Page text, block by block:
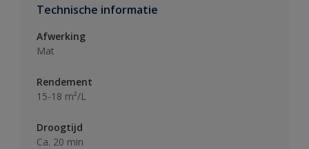
Technische informatie
Afwerking
Mat
Rendement
15-18 m²/L
Droogtijd
Ca. 20 min